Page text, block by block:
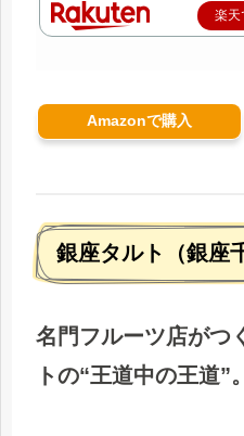
楽天
Amazonで購入
銀座タルト（銀座
名門フルーツ店がつ
トの“王道中の王道